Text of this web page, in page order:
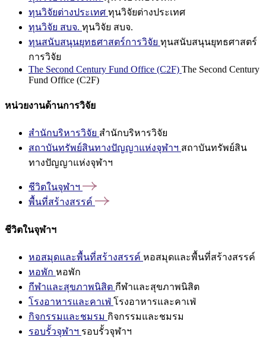
ทุนวิจัยต่างประเทศ ทุนวิจัยต่างประเทศ
ทุนวิจัย สบจ. ทุนวิจัย สบจ.
ทุนสนับสนุนยุทธศาสตร์การวิจัย ทุนสนับสนุนยุทธศาสตร์
การวิจัย
The Second Century Fund Office (C2F) The Second Century
Fund Office (C2F)
หน่วยงานด้านการวิจัย
สำนักบริหารวิจัย สำนักบริหารวิจัย
สถาบันทรัพย์สินทางปัญญาแห่งจุฬาฯ สถาบันทรัพย์สิน
ทางปัญญาแห่งจุฬาฯ
ชีวิตในจุฬาฯ
พื้นที่สร้างสรรค์
ชีวิตในจุฬาฯ
หอสมุดและพื้นที่สร้างสรรค์ หอสมุดและพื้นที่สร้างสรรค์
หอพัก หอพัก
กีฬาและสุขภาพนิสิต กีฬาและสุขภาพนิสิต
โรงอาหารและคาเฟ่ โรงอาหารและคาเฟ่
กิจกรรมและชมรม กิจกรรมและชมรม
รอบรั้วจุฬาฯ รอบรั้วจุฬาฯ